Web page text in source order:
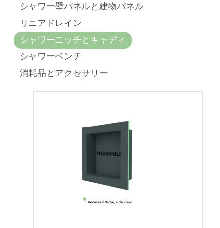
シャワー壁パネルと建物パネル
リニアドレイン
シャワーニッチとキャディ
シャワーベンチ
消耗品とアクセサリー